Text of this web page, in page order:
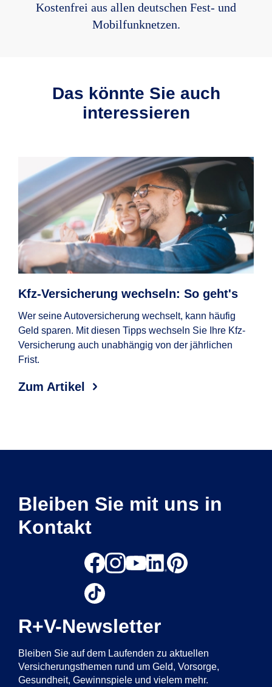
Kostenfrei aus allen deutschen Fest- und
Mobilfunknetzen.
Das könnte Sie auch
interessieren
Kfz-Versicherung wechseln: So geht's
Wer seine Autoversicherung wechselt, kann häufig
Geld sparen. Mit diesen Tipps wechseln Sie Ihre Kfz-
Versicherung auch unabhängig von der jährlichen
Frist.
Zum Artikel
Bleiben Sie mit uns in
Kontakt
R+V-Newsletter
Bleiben Sie auf dem Laufenden zu aktuellen
Versicherungsthemen rund um Geld, Vorsorge,
Gesundheit, Gewinnspiele und vielem mehr.